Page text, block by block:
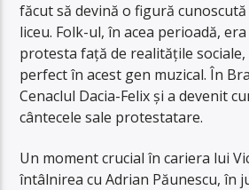
făcut să devină o figură
liceu. Folk-ul, în acea perioadă,
protesta față de realitățile
perfect în acest gen muzical. În
Cenaclul Dacia-Felix și a devenit
cântecele sale protestatare.
Un moment crucial în cariera lui
întâlnirea cu Adrian Păunescu, în